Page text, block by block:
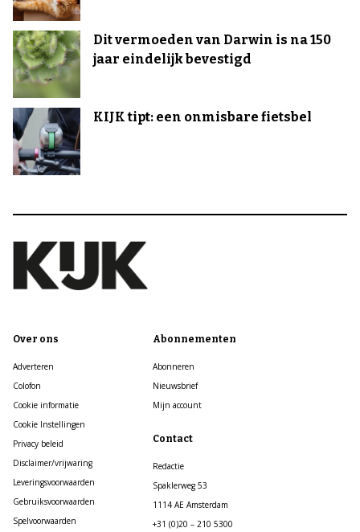
Dit vermoeden van Darwin is na 150
jaar eindelijk bevestigd
KIJK tipt: een onmisbare fietsbel
Over ons
Adverteren
Colofon
Cookie informatie
Cookie Instellingen
Privacy beleid
Disclaimer/vrijwaring
Leveringsvoorwaarden
Gebruiksvoorwaarden
Spelvoorwaarden
Abonnementen
Abonneren
Nieuwsbrief
Mijn account
Contact
Redactie
Spaklerweg 53
1114 AE Amsterdam
+31 (0)20 – 210 5300